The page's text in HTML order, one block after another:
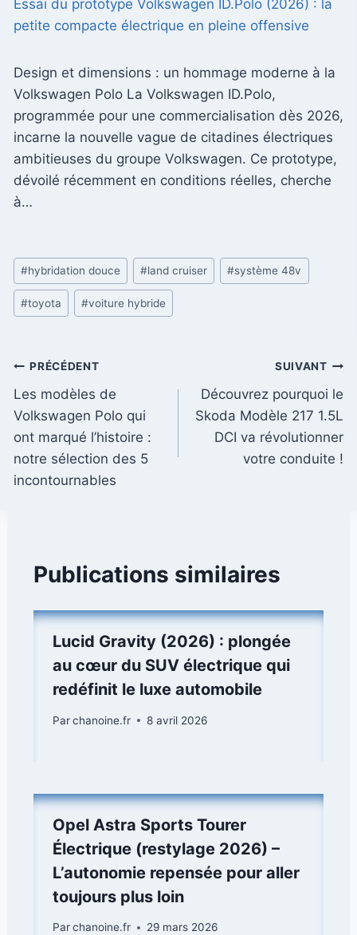
Essai du prototype Volkswagen ID.Polo (2026) : la
petite compacte électrique en pleine offensive
Design et dimensions : un hommage moderne à la
Volkswagen Polo La Volkswagen ID.Polo,
programmée pour une commercialisation dès 2026,
incarne la nouvelle vague de citadines électriques
ambitieuses du groupe Volkswagen. Ce prototype,
dévoilé récemment en conditions réelles, cherche
à…
Étiquettes
de
la
#hybridation douce #land cruiser #système 48v
#toyota #voiture hybride
Navigation
de
l’article
PRÉCÉDENT
Les modèles de
Volkswagen Polo qui
ont marqué l’histoire :
notre sélection des 5
incontournables
SUIVANT
Découvrez pourquoi le
Skoda Modèle 217 1.5L
DCI va révolutionner
votre conduite !
Publications similaires
Lucid Gravity (2026) : plongée
au cœur du SUV électrique qui
redéfinit le luxe automobile
Parchanoine.fr 8 avril 2026
Opel Astra Sports Tourer
Électrique (restylage 2026) –
L’autonomie repensée pour aller
toujours plus loin
Parchanoine.fr 29 mars 2026